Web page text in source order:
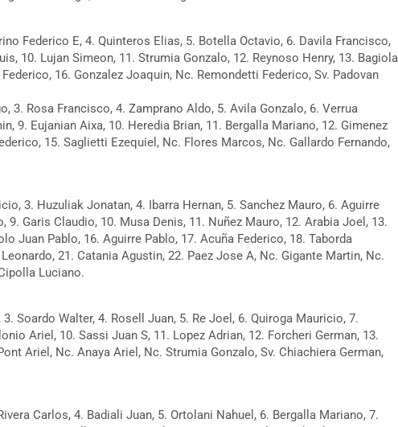
Federico E, 4. Quinteros Elias, 5. Botella Octavio, 6. Davila Francisco,
10. Lujan Simeon, 11. Strumia Gonzalo, 12. Reynoso Henry, 13. Bagiola
16. Gonzalez Joaquin, Nc. Remondetti Federico, Sv. Padovan
3. Rosa Francisco, 4. Zamprano Aldo, 5. Avila Gonzalo, 6. Verrua
9. Eujanian Aixa, 10. Heredia Brian, 11. Bergalla Mariano, 12. Gimenez
15. Saglietti Ezequiel, Nc. Flores Marcos, Nc. Gallardo Fernando,
3. Huzuliak Jonatan, 4. Ibarra Hernan, 5. Sanchez Mauro, 6. Aguirre
9. Garis Claudio, 10. Musa Denis, 11. Nuñez Mauro, 12. Arabia Joel, 13.
Juan Pablo, 16. Aguirre Pablo, 17. Acuña Federico, 18. Taborda
21. Catania Agustin, 22. Paez Jose A, Nc. Gigante Martin, Nc.
Luciano.
Soardo Walter, 4. Rosell Juan, 5. Re Joel, 6. Quiroga Mauricio, 7.
Ariel, 10. Sassi Juan S, 11. Lopez Adrian, 12. Forcheri German, 13.
Ariel, Nc. Anaya Ariel, Nc. Strumia Gonzalo, Sv. Chiachiera German,
Carlos, 4. Badiali Juan, 5. Ortolani Nahuel, 6. Bergalla Mariano, 7.